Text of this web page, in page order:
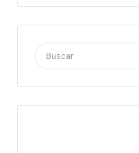
Buscar
por: